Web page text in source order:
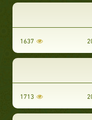
1637
1713